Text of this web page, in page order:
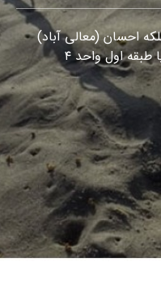
احسان (معالی آباد)
اول واحد ۴